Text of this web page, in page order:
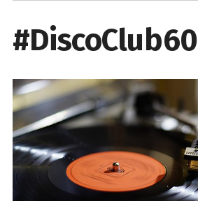
#DiscoClub60